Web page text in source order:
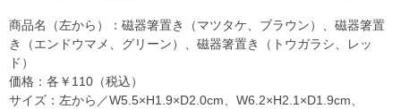
商品名（左から）：磁器箸置き（マツタケ、ブラウン）、磁器箸置
き（エンドウマメ、グリーン）、磁器箸置き（トウガラシ、レッ
ド）
価格：各￥110（税込）
サイズ：左から／W5.5×H1.9×D2.0cm、W6.2×H2.1×D1.9cm、